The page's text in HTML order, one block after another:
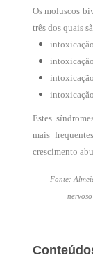
Os moluscos
três dos quais
Estes
mais
crescimento
Fonte: